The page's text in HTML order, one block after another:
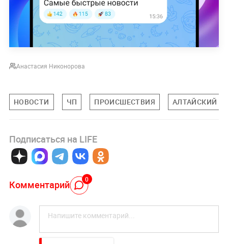
Анастасия Никонорова
НОВОСТИ ЧП ПРОИСШЕСТВИЯ АЛТАЙСКИЙ
Подписаться на LIFE
Комментарий 0